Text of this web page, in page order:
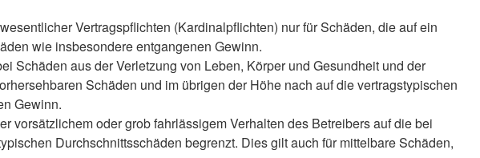
Vertragspflichten (Kardinalpflichten) nur für Schäden, die auf ein
wie insbesondere entgangenen Gewinn.
Schäden aus der Verletzung von Leben, Körper und Gesundheit und der
Schäden und im übrigen der Höhe nach auf die vertragstypischen
Gewinn.
vorsätzlichem oder grob fahrlässigem Verhalten des Betreibers auf die bei
Durchschnittsschäden begrenzt. Dies gilt auch für mittelbare Schäden,